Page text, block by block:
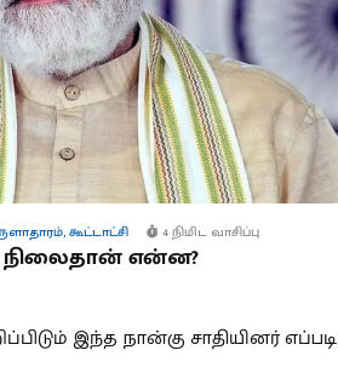
,கூட்டாட்சி 4 நிமிட வாசிப்பு
என்ன?
இந்த நான்கு சாதியினர் எப்படி